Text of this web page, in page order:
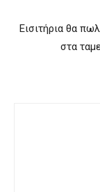
Εισιτήρια θα
στα